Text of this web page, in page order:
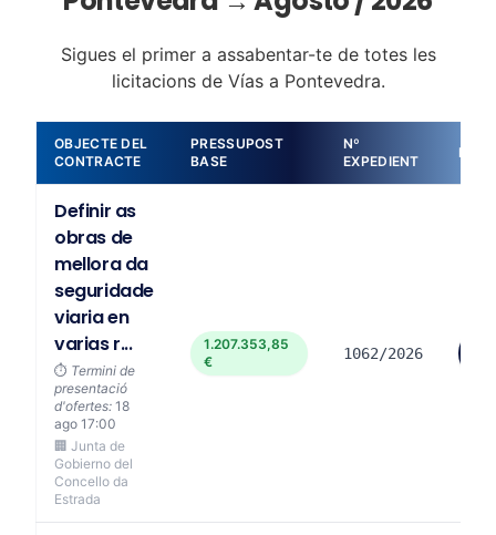
Sigues el primer a assabentar-te de totes les
licitacions de Vías a Pontevedra.
OBJECTE DEL
CONTRACTE
PRESSUPOST
BASE
Nº
EXPEDIENT
Definir as
obras de
mellora da
seguridade
viaria en
varias r...
⏱️ Termini de
presentació
d'ofertes: 18
ago 17:00
🏢 Junta de
Gobierno del
Concello da
Estrada
1.207.353,85
€
1062/2026